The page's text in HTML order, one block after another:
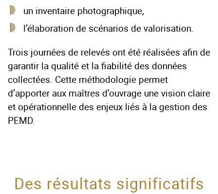
un inventaire photographique,
l’élaboration de scénarios de valorisation.
Trois journées de relevés ont été réalisées afin de
garantir la qualité et la fiabilité des données
collectées. Cette méthodologie permet
d’apporter aux maîtres d’ouvrage une vision claire
et opérationnelle des enjeux liés à la gestion des
PEMD.
Des résultats significatifs